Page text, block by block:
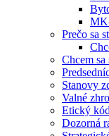
Prečo sa
Chcem
Stanovy
Valné
Etický
Dozorná